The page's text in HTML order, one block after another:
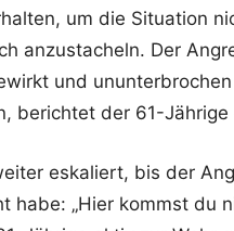
um die Situation
anzustacheln. Der
und
berichtet der 61-
eskaliert, bis der
habe: „Hier kommst du